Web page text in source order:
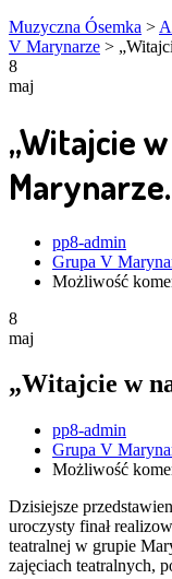
Muzyczna Ósemka >
V Marynarze >
8
maj
„Witajcie
Marynarze.
Author
pp8-admin
Grupa V
Możliwość
8
maj
„Witajcie w
Author
pp8-admin
Grupa V
Możliwość
Dzisiejsze
uroczysty finał
teatralnej w grupie
zajęciach teatralnych,